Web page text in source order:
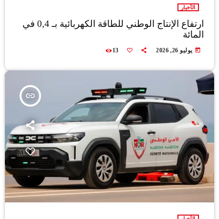
الأخبار
ارتفاع الإنتاج الوطني للطاقة الكهربائية بـ 0,4 في
المائة
today يوليو 26, 2026 13
insert_link